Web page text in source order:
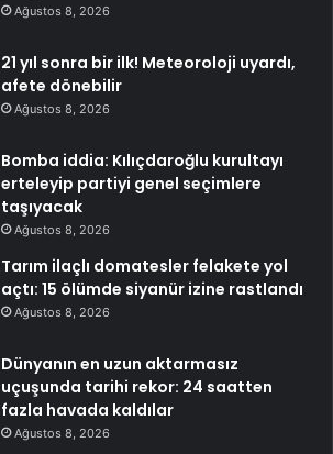
Ağustos 8, 2026
21 yıl sonra bir ilk! Meteoroloji uyardı,
afete dönebilir
Ağustos 8, 2026
Bomba iddia: Kılıçdaroğlu kurultayı
erteleyip partiyi genel seçimlere
taşıyacak
Ağustos 8, 2026
Tarım ilaçlı domatesler felakete yol
açtı: 15 ölümde siyanür izine rastlandı
Ağustos 8, 2026
Dünyanın en uzun aktarmasız
uçuşunda tarihi rekor: 24 saatten
fazla havada kaldılar
Ağustos 8, 2026